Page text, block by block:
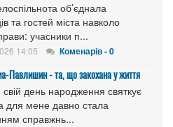
об’єднала
та гостей міста навколо
учасники п...
14:05 Коменарів - 0
Павлишин - та, що закохана у життя
день народження святкує
для мене давно стала
справжнь...